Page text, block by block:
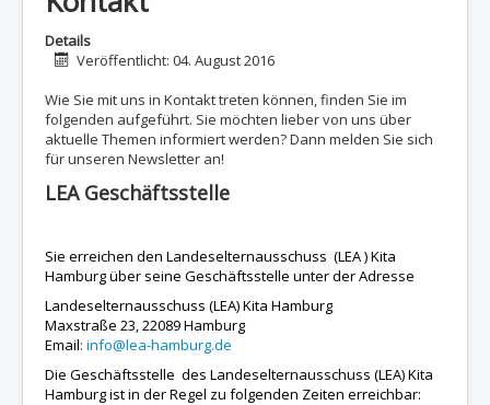
Details
Veröffentlicht: 04. August 2016
Wie Sie mit uns in Kontakt treten können, finden Sie im
folgenden aufgeführt. Sie möchten lieber von uns über
aktuelle Themen informiert werden? Dann melden Sie sich
für unseren Newsletter an!
LEA Geschäftsstelle
Sie erreichen den Landeselternausschuss (LEA ) Kita
Hamburg über seine Geschäftsstelle unter der Adresse
Landeselternausschuss (LEA) Kita Hamburg
Maxstraße 23, 22089 Hamburg
Email: info@lea-hamburg.de
Die Geschäftsstelle des Landeselternausschuss (LEA) Kita
Hamburg ist in der Regel zu folgenden Zeiten erreichbar: